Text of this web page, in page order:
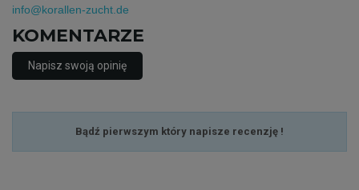
info@korallen-zucht.de
KOMENTARZE
Napisz swoją opinię
Bądź pierwszym który napisze recenzję !